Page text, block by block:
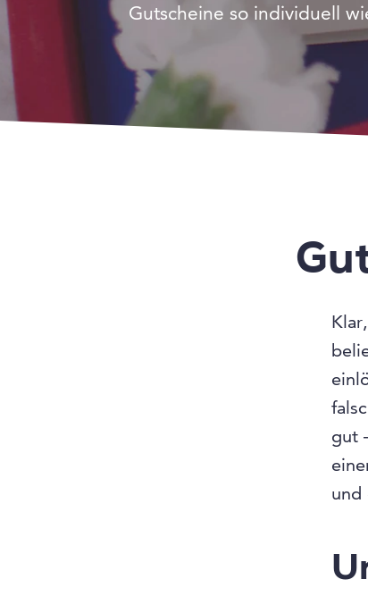
Gutscheine so individuell
gut
und